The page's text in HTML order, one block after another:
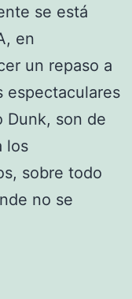
se está
en
un repaso a
espectaculares
Dunk, son de
los
sobre todo
no se